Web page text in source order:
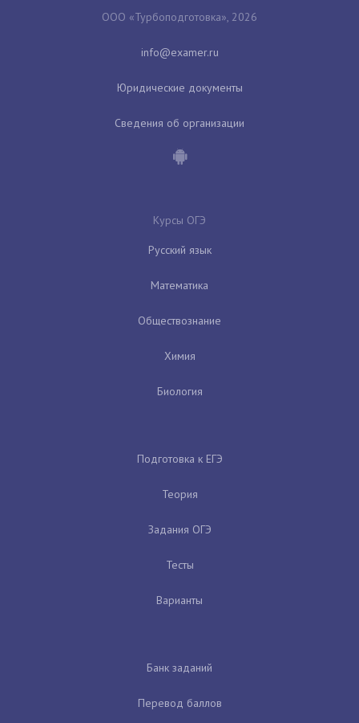
ООО «Турбоподготовка», 2026
Юридические документы
Сведения об организации
Курсы ОГЭ
Русский язык
Математика
Обществознание
Химия
Биология
Подготовка к ЕГЭ
Теория
Задания ОГЭ
Тесты
Варианты
Банк заданий
Перевод баллов